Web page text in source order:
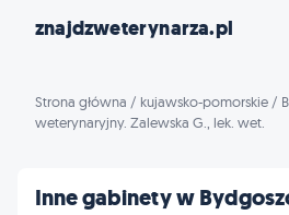
znajdzweterynarza.pl
Strona główna / kujawsko-pomorskie /
weterynaryjny. Zalewska G., lek. wet.
Inne gabinety w